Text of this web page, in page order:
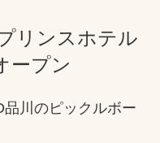
リンスホテル
ープン
川のピックルボー